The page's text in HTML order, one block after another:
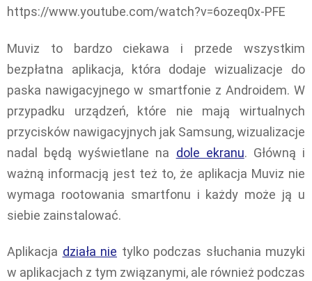
https://www.youtube.com/watch?v=6ozeq0x-PFE
Muviz to bardzo ciekawa i przede wszystkim
bezpłatna aplikacja, która dodaje wizualizacje do
paska nawigacyjnego w smartfonie z Androidem. W
przypadku urządzeń, które nie mają wirtualnych
przycisków nawigacyjnych jak Samsung, wizualizacje
nadal będą wyświetlane na dole ekranu. Główną i
ważną informacją jest też to, że aplikacja Muviz nie
wymaga rootowania smartfonu i każdy może ją u
siebie zainstalować.
Aplikacja działa nie tylko podczas słuchania muzyki
w aplikacjach z tym związanymi, ale również podczas